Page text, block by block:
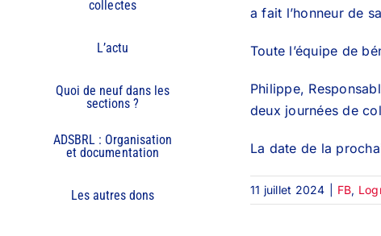
collectes
L’actu
Quoi de neuf dans les
sections ?
ADSBRL : Organisation
et documentation
Les autres dons
a fait l’honneur de
Toute l’équipe de
Philippe,
deux journées de
La date de la
11 juillet 2024 FB,